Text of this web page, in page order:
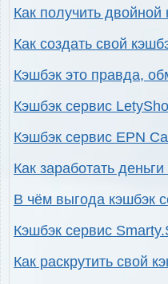
Как получить
Как создать свой
Кэшбэк это правда,
Кэшбэк сервис
Кэшбэк сервис EPN
Как заработать
В чём выгода кэшбэк
Кэшбэк сервис
Как раскрутить свой